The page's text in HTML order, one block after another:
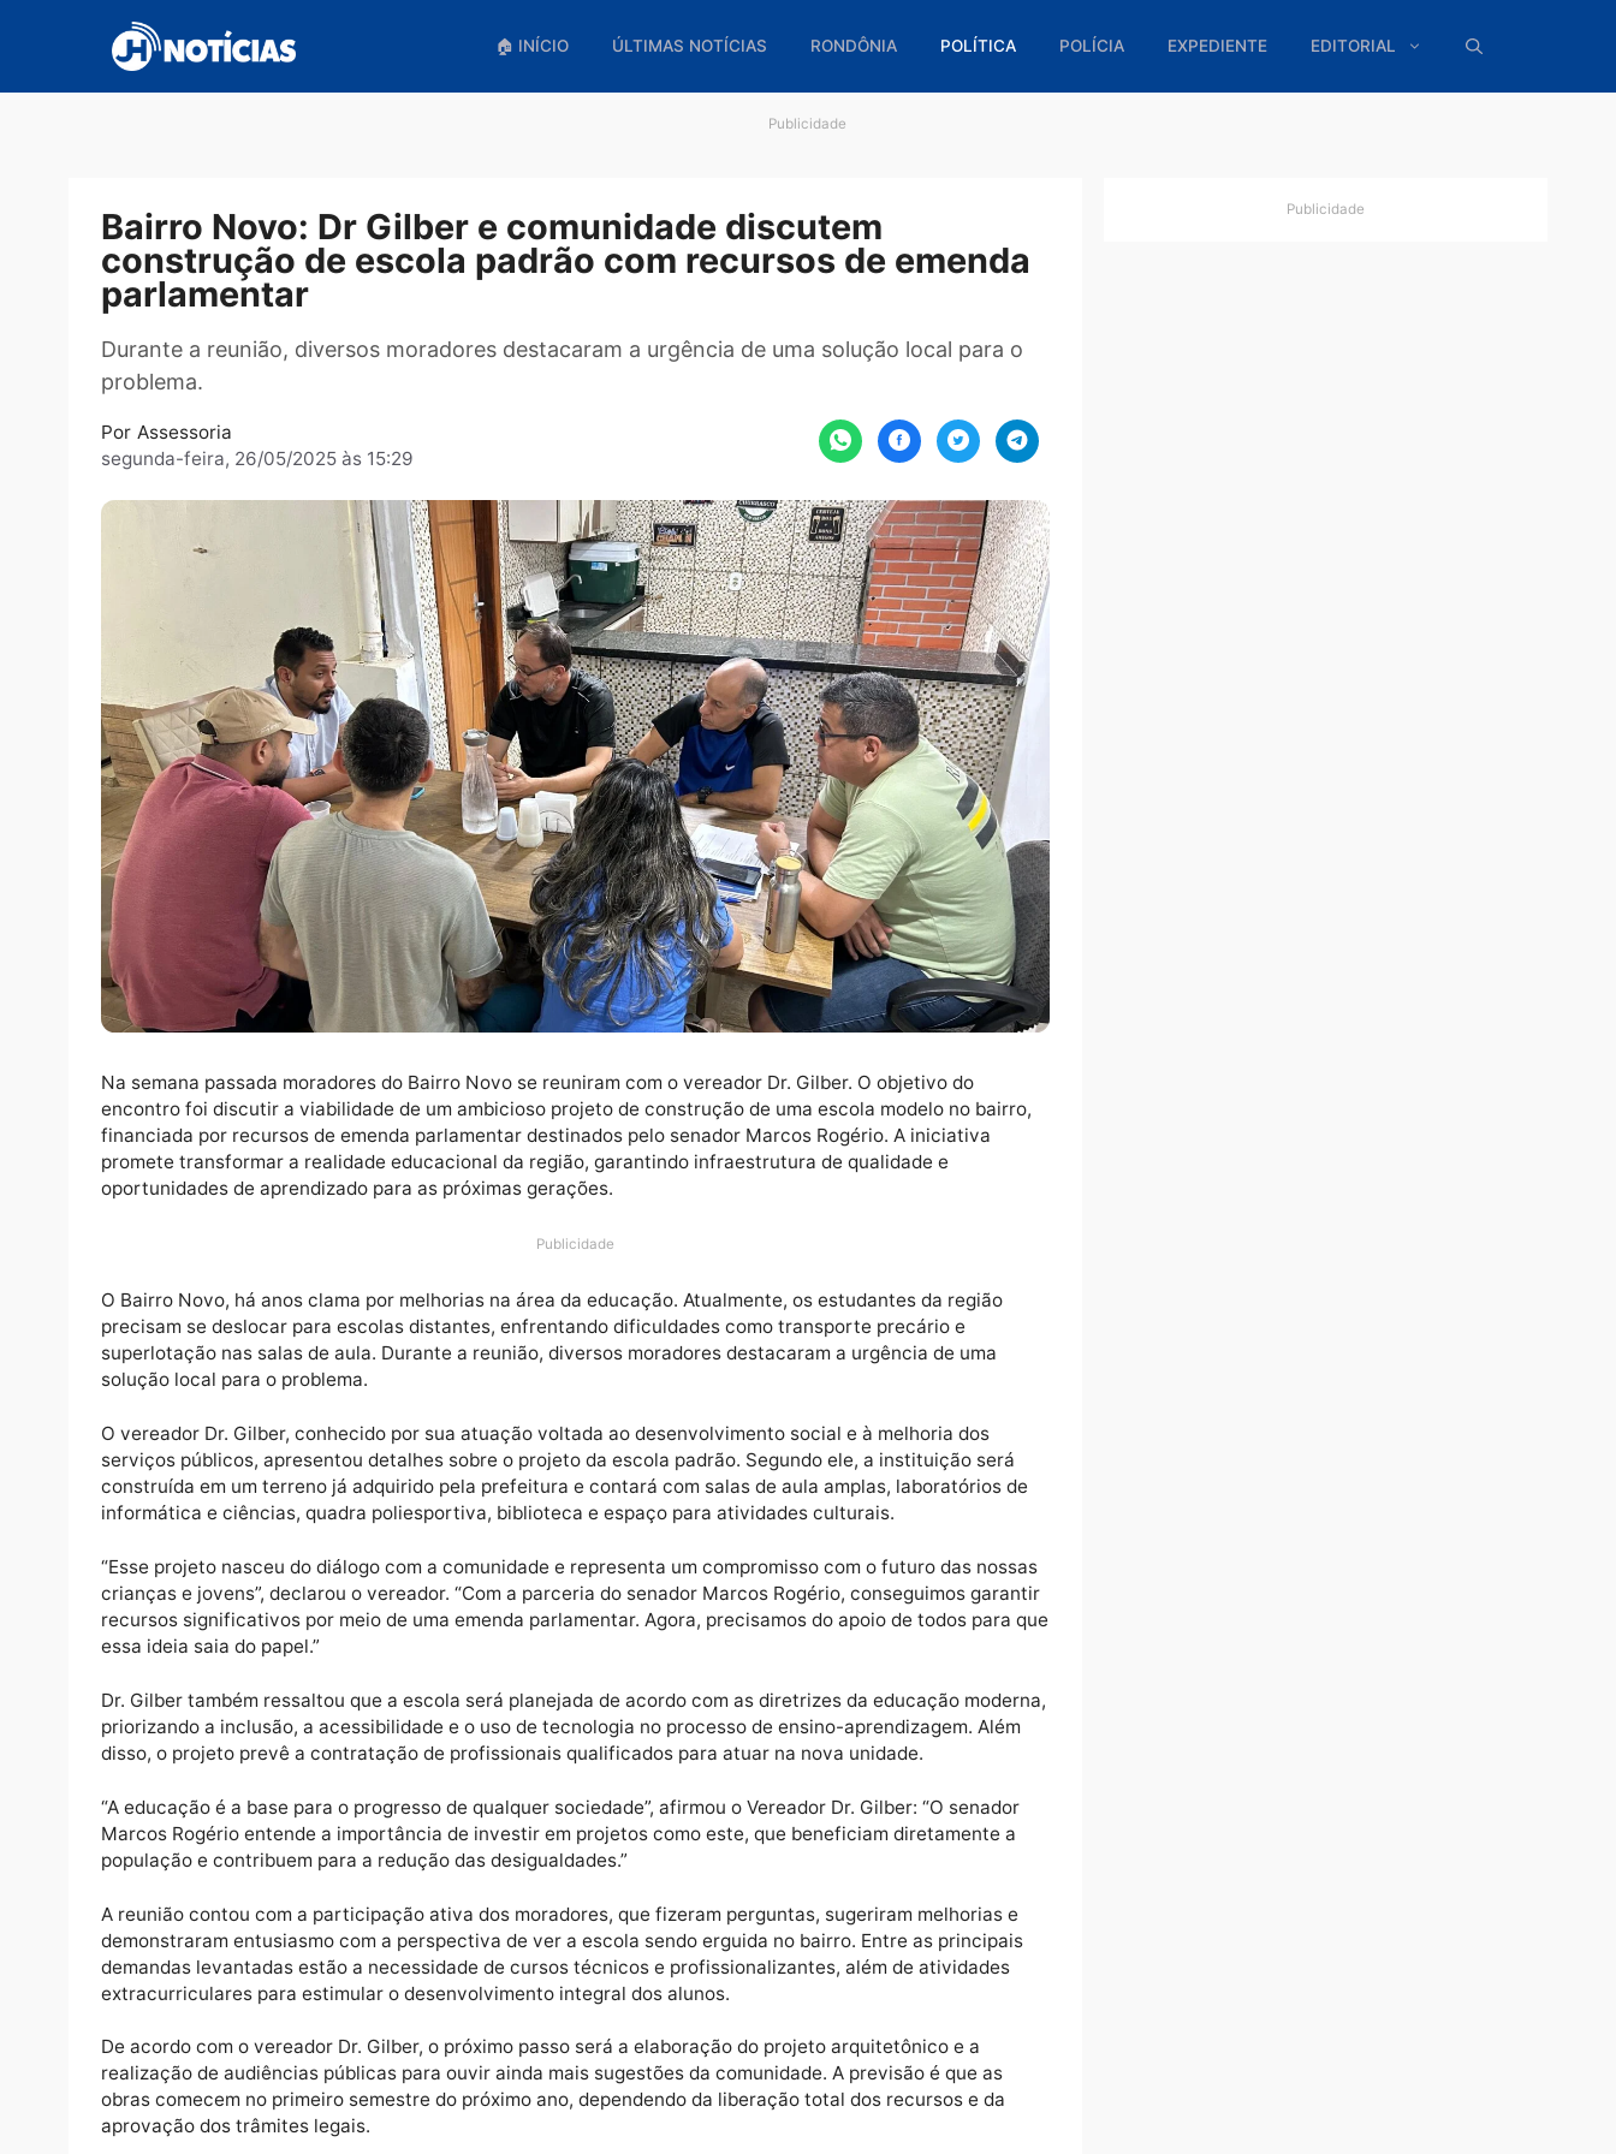
conteúdo
🏠 INÍCIO ÚLTIMAS NOTÍCIAS RONDÔNIA POLÍTICA POLÍCIA EXPEDIENTE EDITORIAL
Bairro Novo: Dr Gilber e comunidade discutem
construção de escola padrão com recursos de emenda
Durante a reunião, diversos moradores destacaram a urgência de uma solução local para o
problema.
segunda-feira, 26/05/2025 às 15:29
Na semana passada moradores do Bairro Novo se reuniram com o vereador Dr. Gilber. O objetivo do
encontro foi discutir a viabilidade de um ambicioso projeto de construção de uma escola modelo no bairro,
promete transformar a realidade educacional da região, garantindo infraestrutura de qualidade e
oportunidades de aprendizado para as próximas gerações.
O Bairro Novo, há anos clama por melhorias na área da educação. Atualmente, os estudantes da região
precisam se deslocar para escolas distantes, enfrentando dificuldades como transporte precário e
superlotação nas salas de aula. Durante a reunião, diversos moradores destacaram a urgência de uma
solução local para o problema.
O vereador Dr. Gilber, conhecido por sua atuação voltada ao desenvolvimento social e à melhoria dos
serviços públicos, apresentou detalhes sobre o projeto da escola padrão. Segundo ele, a instituição será
construída em um terreno já adquirido pela prefeitura e contará com salas de aula amplas, laboratórios de
“Esse projeto nasceu do diálogo com a comunidade e representa um compromisso com o futuro das nossas
crianças e jovens”, declarou o vereador. “Com a parceria do senador Marcos Rogério, conseguimos garantir
recursos significativos por meio de uma emenda parlamentar. Agora, precisamos do apoio de todos para que
essa ideia saia do papel.”
priorizando a inclusão, a acessibilidade e o uso de tecnologia no processo de ensino-aprendizagem. Além
disso, o projeto prevê a contratação de profissionais qualificados para atuar na nova unidade.
“A educação é a base para o progresso de qualquer sociedade”, afirmou o Vereador Dr. Gilber: “O senador
Marcos Rogério entende a importância de investir em projetos como este, que beneficiam diretamente a
população e contribuem para a redução das desigualdades.”
A reunião contou com a participação ativa dos moradores, que fizeram perguntas, sugeriram melhorias e